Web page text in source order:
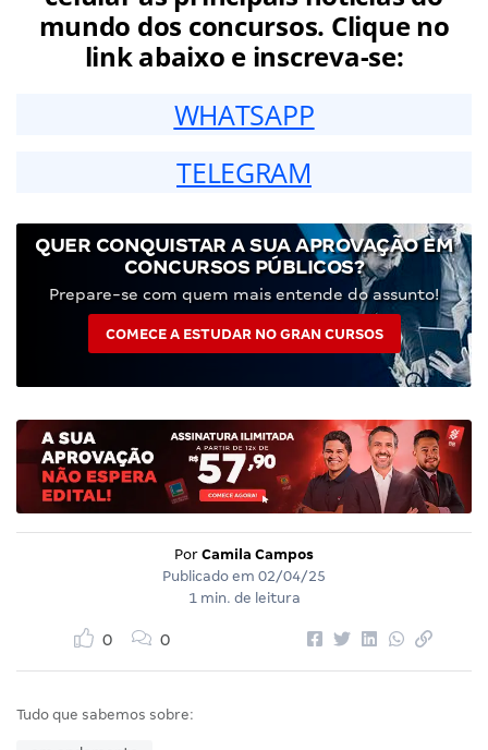
mundo dos concursos. Clique no
link abaixo e inscreva-se:
WHATSAPP
TELEGRAM
QUER CONQUISTAR A SUA APROVAÇÃO EM
CONCURSOS PÚBLICOS?
Prepare-se com quem mais entende do assunto!
COMECE A ESTUDAR NO GRAN CURSOS
Por Camila Campos
Publicado em 02/04/25
1 min. de leitura
0 0
Tudo que sabemos sobre: